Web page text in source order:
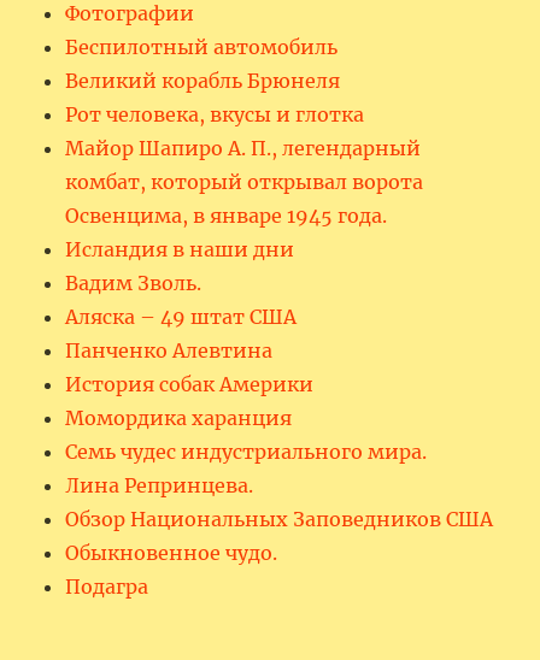
Фотографии
Беспилотный автомобиль
Великий корабль Брюнеля
Рот человека, вкусы и глотка
Майор Шапиро А. П., легендарный
комбат, который открывал ворота
Освенцима, в январе 1945 года.
Исландия в наши дни
Вадим Зволь.
Аляска – 49 штат США
Панченко Алевтина
История собак Америки
Момордика харанция
Семь чудес индустриального мира.
Лина Репринцева.
Обзор Национальных Заповедников США
Обыкновенное чудо.
Подагра